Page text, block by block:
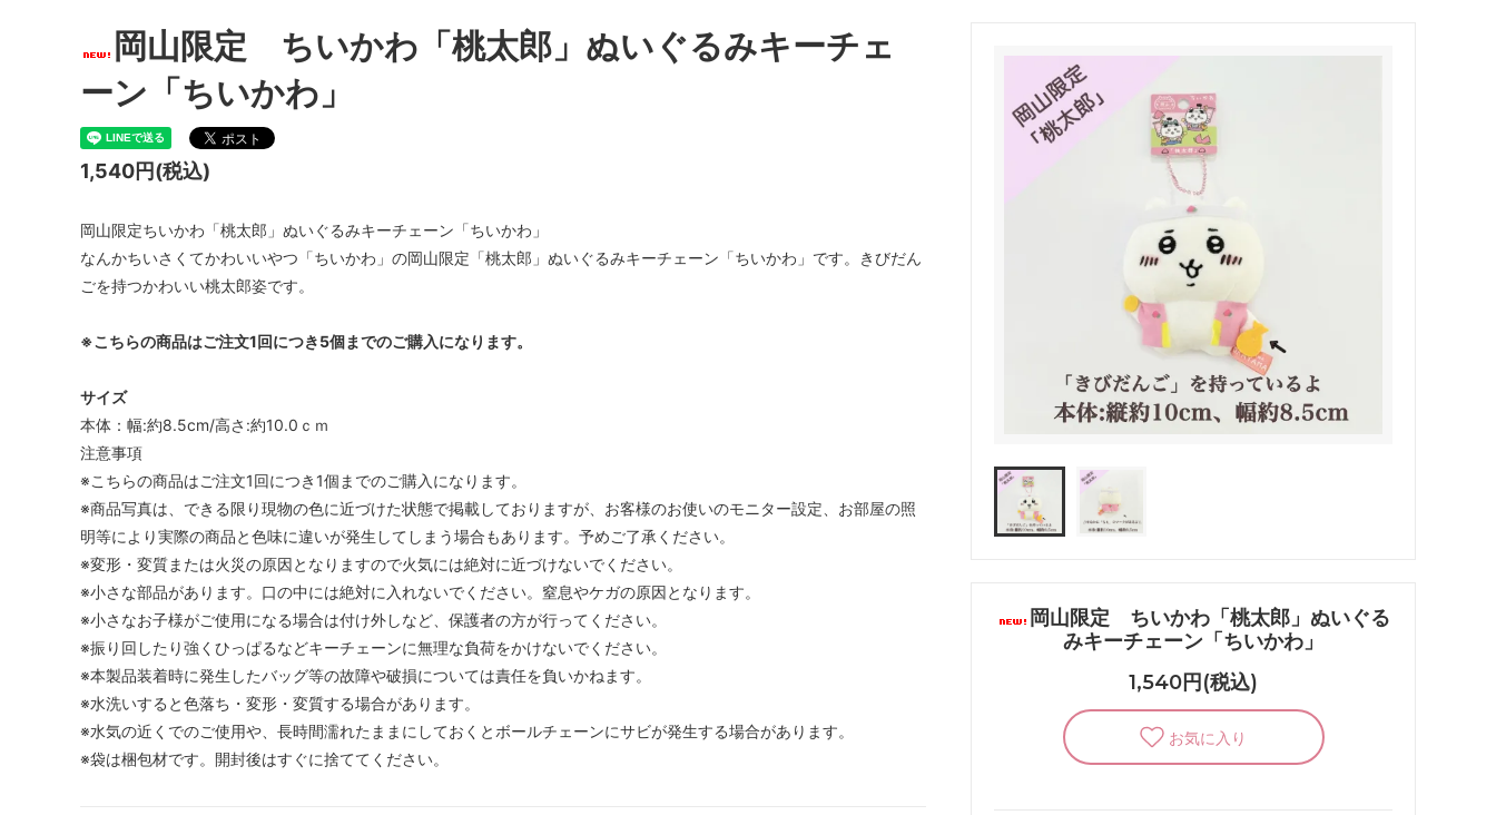
岡山限定 ちいかわ「桃太郎」ぬいぐる
みキーチェーン「ちいかわ」
1,540円(税込)
岡山限定 ちいかわ「桃太郎」ぬいぐるみキーチェ
ーン「ちいかわ」
1,540円(税込)
岡山限定ちいかわ「桃太郎」ぬいぐるみキーチェーン「ちいかわ」
なんかちいさくてかわいいやつ「ちいかわ」の岡山限定「桃太郎」ぬいぐるみキーチェーン「ちいかわ」です。きびだん
ごを持つかわいい桃太郎姿です。
※こちらの商品はご注文1回につき5個までのご購入になります。
サイズ
本体：幅:約8.5cm/高さ:約10.0ｃｍ
注意事項
※こちらの商品はご注文1回につき1個までのご購入になります。
※商品写真は、できる限り現物の色に近づけた状態で掲載しておりますが、お客様のお使いのモニター設定、お部屋の照
明等により実際の商品と色味に違いが発生してしまう場合もあります。予めご了承ください。
※変形・変質または火災の原因となりますので火気には絶対に近づけないでください。
※小さな部品があります。口の中には絶対に入れないでください。窒息やケガの原因となります。
※小さなお子様がご使用になる場合は付け外しなど、保護者の方が行ってください。
※振り回したり強くひっぱるなどキーチェーンに無理な負荷をかけないでください。
※本製品装着時に発生したバッグ等の故障や破損については責任を負いかねます。
※水洗いすると色落ち・変形・変質する場合があります。
※水気の近くでのご使用や、長時間濡れたままにしておくとボールチェーンにサビが発生する場合があります。
※袋は梱包材です。開封後はすぐに捨ててください。